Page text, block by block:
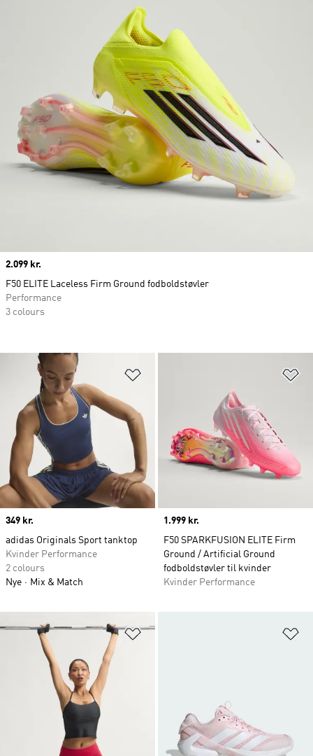
Price
349 kr.
adidas Originals Sport tanktop
Kvinder Performance
2 colours
Nye
Mix & Match
Price
1.999 kr.
F50 SPARKFUSION ELITE Firm
Ground / Artificial Ground
fodboldstøvler til kvinder
Kvinder Performance
Føj til ønskeliste
Price
2.099 kr.
F50 ELITE Laceless Firm Ground fodboldstøvler
Performance
3 colours